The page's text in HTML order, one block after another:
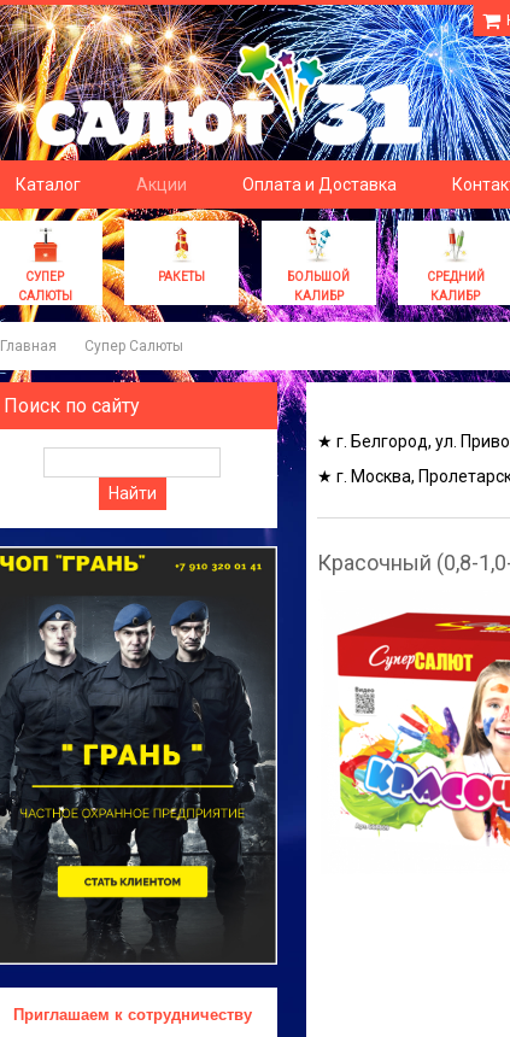
Каталог Акции Оплата и Доставка
СУПЕР
САЛЮТЫ
РАКЕТЫ
БОЛЬШОЙ
КАЛИБР
СРЕДНИЙ
КАЛИБР
Главная Супер Салюты
★ г. Белгород, ул.
★ г. Москва,
Красочный (0,8-
Поиск по сайту
Приглашаем к сотрудничеству